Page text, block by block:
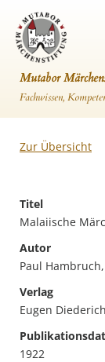
Mutabor
Fachwissen,
Zur Übersicht
Titel
Malaiische
Autor
Paul
Verlag
Eugen
1922